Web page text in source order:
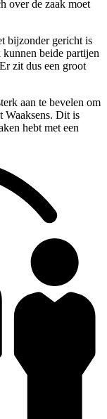
over de zaak moet
bijzonder gericht is
beide partijen
zit dus een groot
aan te bevelen om
Waaksens. Dit is
hebt met een